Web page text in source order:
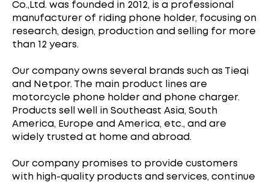
Co.,Ltd. was founded in 2012, is a professional
manufacturer of riding phone holder, focusing on
research, design, production and selling for more
than 12 years.
Our company owns several brands such as Tieqi
and Netpor. The main product lines are
motorcycle phone holder and phone charger.
Products sell well in Southeast Asia, South
America, Europe and America, etc., and are
widely trusted at home and abroad.
Our company promises to provide customers
with high-quality products and services, continue